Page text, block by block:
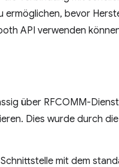
bevor
API verwenden
über RFCOMM-
Dies wurde durch
mit dem